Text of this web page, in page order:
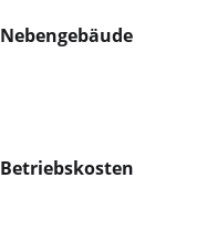
Nebengebäude
Betriebskosten